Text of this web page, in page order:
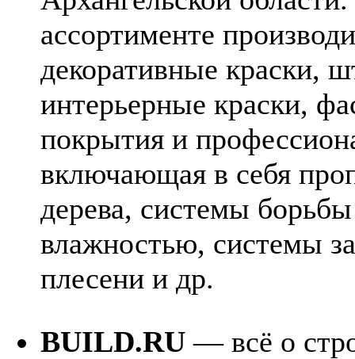
ассортименте
декоративные краски,
интерьерные краски,
покрытия и
включающая в себя
дерева, системы
влажностью, системы
плесени и др.
BUILD.RU — всё о